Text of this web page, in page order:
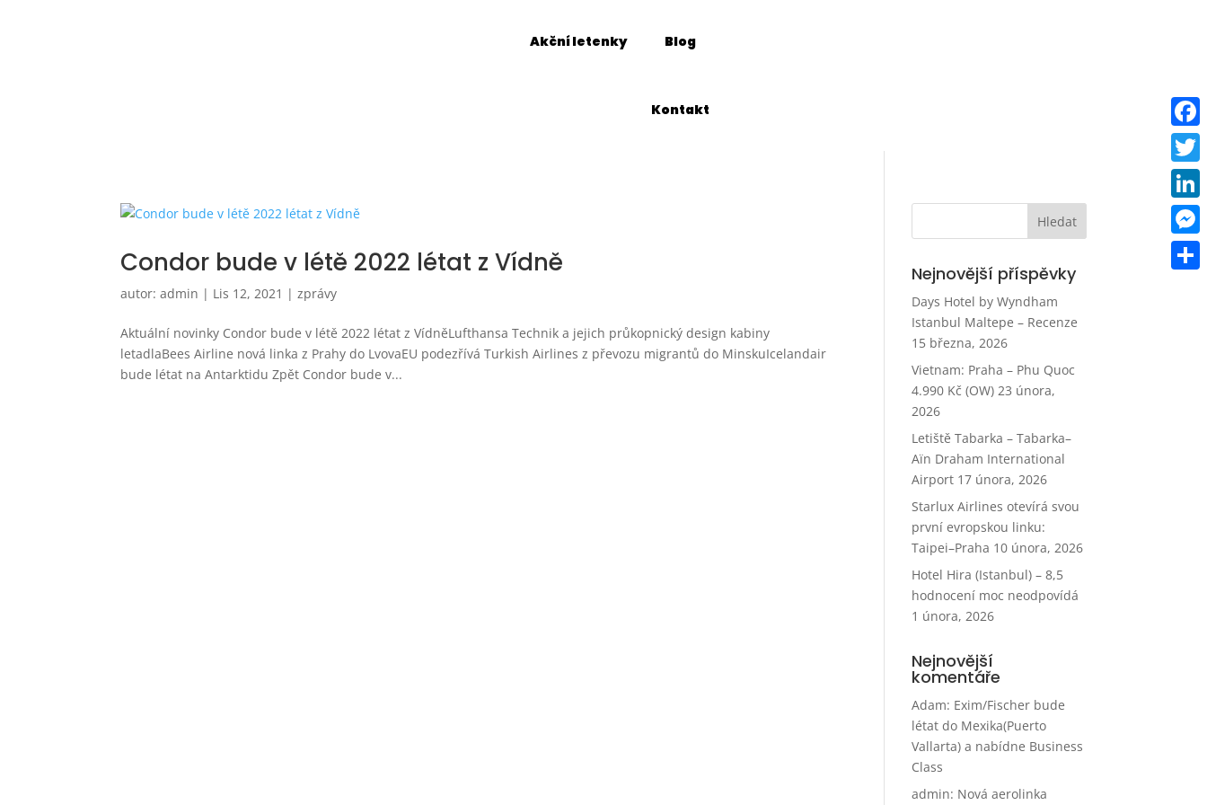
Akční letenky Blog
Kontakt
Condor bude v létě 2022 létat z Vídně
autor:admin | Lis 12, 2021 |zprávy
Aktuální novinky Condor bude v létě 2022 létat z VídněLufthansa Technik a jejich průkopnický design kabiny
letadlaBees Airline nová linka z Prahy do LvovaEU podezřívá Turkish Airlines z převozu migrantů do MinskuIcelandair
bude létat na Antarktidu Zpět Condor bude v...
Nejnovější příspěvky
Days Hotel by Wyndham
Istanbul Maltepe – Recenze
15 března, 2026
Vietnam: Praha – Phu Quoc
4.990 Kč (OW) 23 února,
2026
Letiště Tabarka – Tabarka–
Aïn Draham International
Airport 17 února, 2026
Starlux Airlines otevírá svou
první evropskou linku:
Taipei–Praha 10 února, 2026
Hotel Hira (Istanbul) – 8,5
hodnocení moc neodpovídá
1 února, 2026
Nejnovější
komentáře
Adam: Exim/Fischer bude
létat do Mexika(Puerto
Vallarta) a nabídne Business
Class
admin: Nová aerolinka